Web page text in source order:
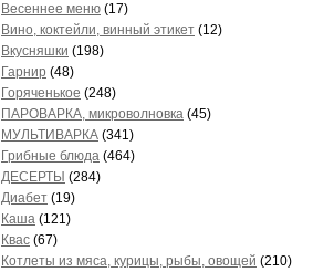
Весеннее меню (17)
Вино, коктейли, винный этикет (12)
Вкусняшки (198)
Гарнир (48)
Горяченькое (248)
ПАРОВАРКА, микроволновка (45)
МУЛЬТИВАРКА (341)
Грибные блюда (464)
ДЕСЕРТЫ (284)
Диабет (19)
Каша (121)
Квас (67)
Котлеты из мяса, курицы, рыбы, овощей (210)